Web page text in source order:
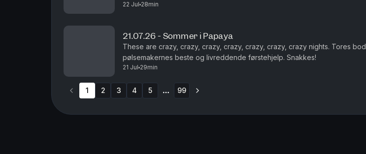
Legendene Ole Soo og Shakademus Tandrevold dukker opp. HEI!
22 Jul 28min
21.07.26 - Sommer i Papaya
These are crazy, crazy, crazy, crazy, crazy, crazy, crazy nights. Tores bod,
pølsemakernes beste og livreddende førstehjelp. Snakkes!
21 Jul 29min
1 2 3 4 5 99